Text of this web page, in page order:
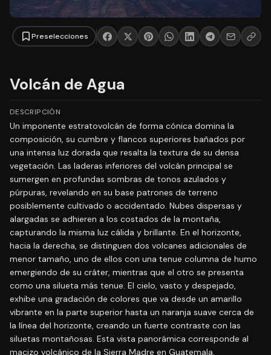
Preselecciones
Volcán de Agua
DESCRIPCIÓN
Un imponente estratovolcán de forma cónica domina la
composición, su cumbre y flancos superiores bañados por
una intensa luz dorada que resalta la textura de su densa
vegetación. Las laderas inferiores del volcán principal se
sumergen en profundas sombras de tonos azulados y
púrpuras, revelando en su base patrones de terreno
posiblemente cultivado o accidentado. Nubes dispersas y
alargadas se adhieren a los costados de la montaña,
capturando la misma luz cálida y brillante. En el horizonte,
hacia la derecha, se distinguen dos volcanes adicionales de
menor tamaño, uno de ellos con una tenue columna de humo
emergiendo de su cráter, mientras que el otro se presenta
como una silueta más tenue. El cielo, vasto y despejado,
exhibe una gradación de colores que va desde un amarillo
vibrante en la parte superior hasta un naranja suave cerca de
la línea del horizonte, creando un fuerte contraste con las
siluetas montañosas. Esta vista panorámica corresponde al
macizo volcánico de la Sierra Madre en Guatemala,